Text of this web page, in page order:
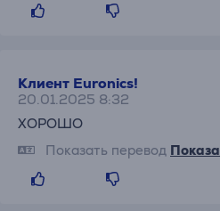
Клиент Euronics!
20.01.2025 8:32
ХОРОШО
Показать перевод